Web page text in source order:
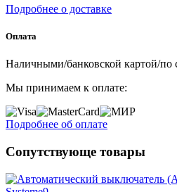
Подробнее о доставке
Оплата
Наличными/банковской картой/по
Мы принимаем к оплате:
Подробнее об оплате
Сопутствующе товары